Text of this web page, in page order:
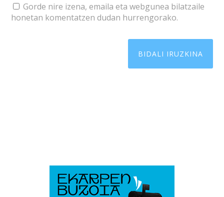
Gorde nire izena, emaila eta webgunea bilatzaile
honetan komentatzen dudan hurrengorako.